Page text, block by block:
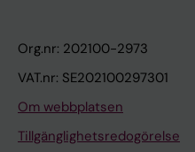
Org.nr: 202100-2973
VAT.nr: SE202100297301
Om webbplatsen
Tillgänglighetsredogörelse